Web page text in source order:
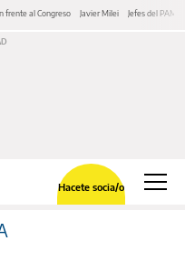
frente al Congreso Javier Milei Jefes del PAMI
Hacete socia/o